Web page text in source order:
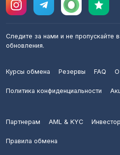
Следите за нами и не пропускайте
обновления.
Курсы обмена Резервы FAQ О
Политика конфиденциальности
Партнерам AML & KYC
Правила обмена